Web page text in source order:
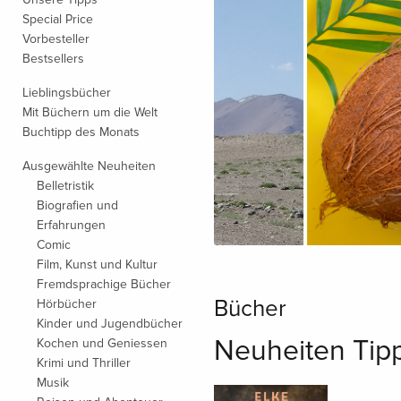
Special Price
Vorbesteller
Bestsellers
Lieblingsbücher
Mit Büchern um die Welt
Buchtipp des Monats
Ausgewählte Neuheiten
Belletristik
Biografien und
Erfahrungen
Comic
Film, Kunst und Kultur
Fremdsprachige Bücher
Hörbücher
Kinder und Jugendbücher
Kochen und Geniessen
Krimi und Thriller
Musik
Bücher
Neuheiten